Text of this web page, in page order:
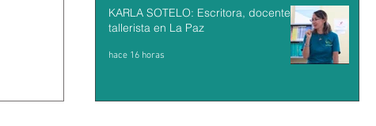
KARLA SOTELO: Escritora, docente y
tallerista en La Paz
hace 16 horas